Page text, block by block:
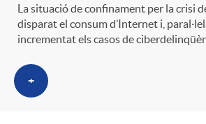
La situació de confinament per la crisi
disparat el consum d’Internet i,
incrementat els casos de
+